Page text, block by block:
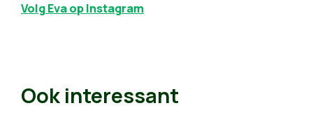
Volg Eva op Instagram
Ook interessant